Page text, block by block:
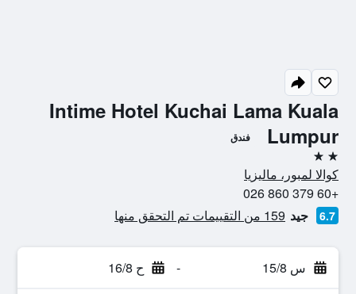
Intime Hotel Kuchai Lama Kuala
Lumpur
فندق
2 نجمتين
كوالا لمبور، ماليزيا
+60 379 860 026
6.7 جيد 159 من التقييمات تم التحقق منها
س 15/8 - ح 16/8